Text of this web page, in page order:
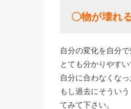
〇物が壊れ
自分の変化を自分
とても分かりやす
自分に合わなくな
もし過去にそうい
てみて下さい。